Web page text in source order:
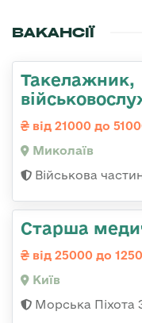
ВАКАНСІЇ
Такелажник,
від 21000 до
Миколаїв
Військова
Старша
від 25000 до
Київ
Морська Піхота